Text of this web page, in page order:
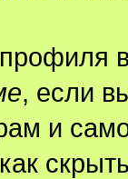
профиля
, если
и